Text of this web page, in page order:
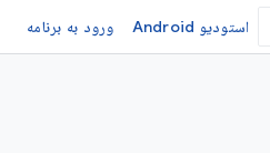
استودیو Android ورود به برنامه